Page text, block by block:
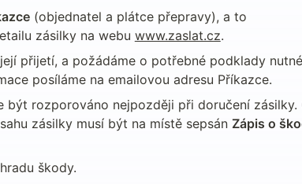
(objednatel a plátce přepravy), a to
zásilky na webu www.zaslat.cz.
přijetí, a požádáme o potřebné podklady
posíláme na emailovou adresu Příkazce.
být rozporováno nejpozději při doručení zásilky.
zásilky musí být na místě sepsán Zápis o
škody.